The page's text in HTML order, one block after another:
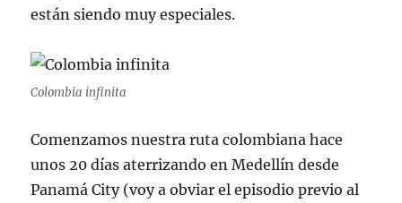
están siendo muy especiales.
Colombia infinita
Comenzamos nuestra ruta colombiana hace
unos 20 días aterrizando en Medellín desde
Panamá City (voy a obviar el episodio previo al